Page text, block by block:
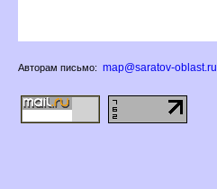
Авторам письмо: map@saratov-oblast.ru